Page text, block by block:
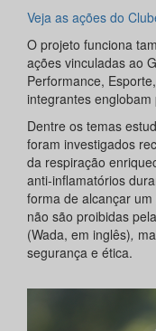
Veja as ações do
O projeto funciona
ações vinculadas ao
Performance,
integrantes
Dentre os temas
foram investigados
da respiração
anti-inflamatórios
forma de alcançar
não são proibidas
(Wada, em inglês),
segurança e ética.